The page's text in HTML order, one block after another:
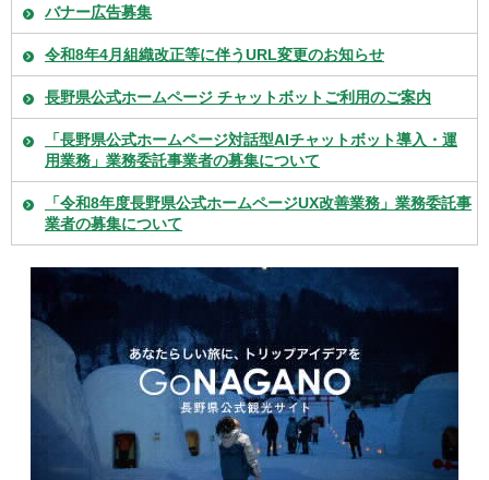
バナー広告募集
令和8年4月組織改正等に伴うURL変更のお知らせ
長野県公式ホームページ チャットボットご利用のご案内
「長野県公式ホームページ対話型AIチャットボット導入・運
用業務」業務委託事業者の募集について
「令和8年度長野県公式ホームページUX改善業務」業務委託事
業者の募集について